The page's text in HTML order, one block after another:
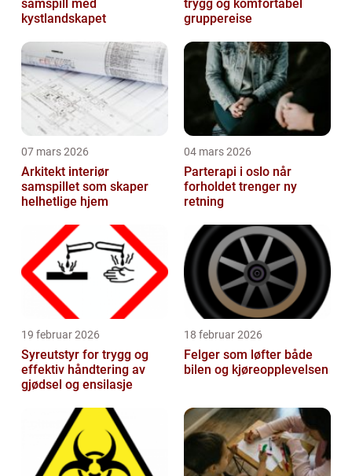
samspill med
kystlandskapet
trygg og komfortabel
gruppereise
07 mars 2026
Arkitekt interiør
samspillet som skaper
helhetlige hjem
04 mars 2026
Parterapi i oslo når
forholdet trenger ny
retning
19 februar 2026
Syreutstyr for trygg og
effektiv håndtering av
gjødsel og ensilasje
18 februar 2026
Felger som løfter både
bilen og kjøreopplevelsen